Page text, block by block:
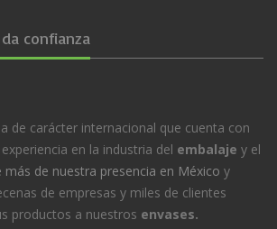
confianza
de carácter internacional que cuenta con
en la industria del embalaje y el
más de nuestra presencia en México y
de empresas y miles de clientes
productos a nuestros envases.